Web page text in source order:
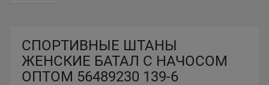
СПОРТИВНЫЕ ШТАНЫ
ЖЕНСКИЕ БАТАЛ С НАЧОСОМ
ОПТОМ 56489230 139-6